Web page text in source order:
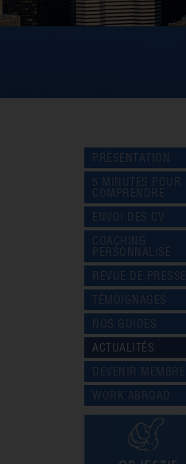
PRÉSENTATION
5 MINUTES POUR
COMPRENDRE
ENVOI DES CV
COACHING
PERSONNALISÉ
REVUE DE PRESSE
TÉMOIGNAGES
NOS GUIDES
ACTUALITÉS
DEVENIR MEMBRE
WORK ABROAD